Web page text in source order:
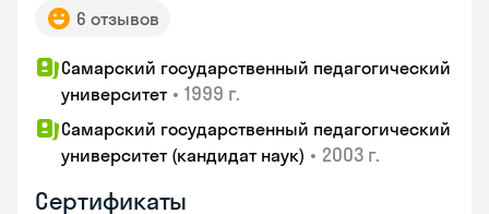
6 отзывов
Самарский государственный педагогический
университет • 1999 г.
Самарский государственный педагогический
университет (кандидат наук) • 2003 г.
Сертификаты